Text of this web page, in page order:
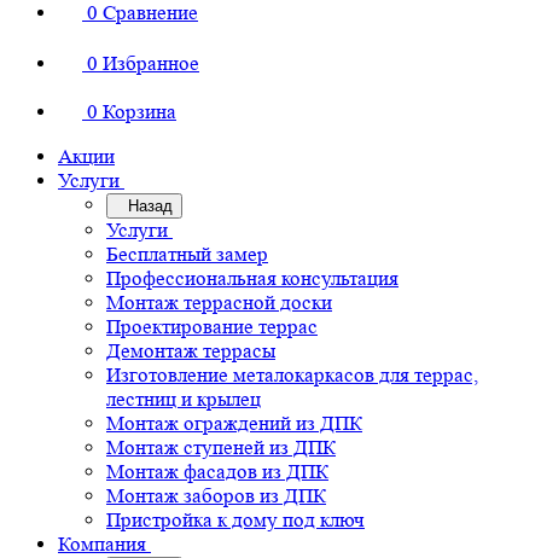
0 Сравнение
0 Избранное
0 Корзина
Акции
Услуги
Назад
Услуги
Бесплатный замер
Профессиональная консультация
Монтаж террасной доски
Проектирование террас
Демонтаж террасы
Изготовление металокаркасов для террас,
лестниц и крылец
Монтаж ограждений из ДПК
Монтаж ступеней из ДПК
Монтаж фасадов из ДПК
Монтаж заборов из ДПК
Пристройка к дому под ключ
Компания